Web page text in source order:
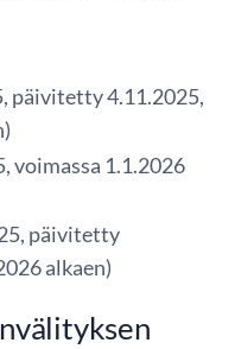
päivitetty 4.11.2025,
voimassa 1.1.2026
päivitetty
alkaen)